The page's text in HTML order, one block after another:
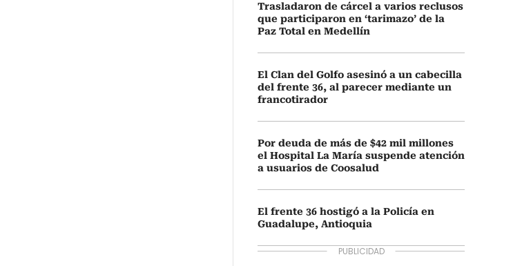
Trasladaron de cárcel a varios reclusos
que participaron en ‘tarimazo’ de la
Paz Total en Medellín
El Clan del Golfo asesinó a un cabecilla
del frente 36, al parecer mediante un
francotirador
Por deuda de más de $42 mil millones
el Hospital La María suspende atención
a usuarios de Coosalud
El frente 36 hostigó a la Policía en
Guadalupe, Antioquia